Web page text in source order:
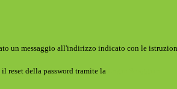
un messaggio all'indirizzo indicato con le
reset della password tramite la